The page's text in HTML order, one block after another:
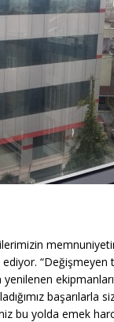
“Değişmeyen
başarılarla
bu yolda emek